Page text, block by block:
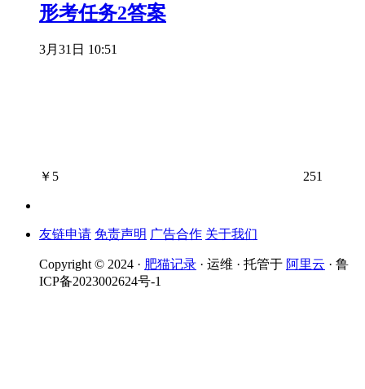
形考任务2答案
3月31日 10:51
￥ 5 251
友链申请 免责声明 广告合作 关于我们
Copyright © 2024 · 肥猫记录 · 运维 · 托管于 阿里云 · 鲁
ICP备2023002624号-1